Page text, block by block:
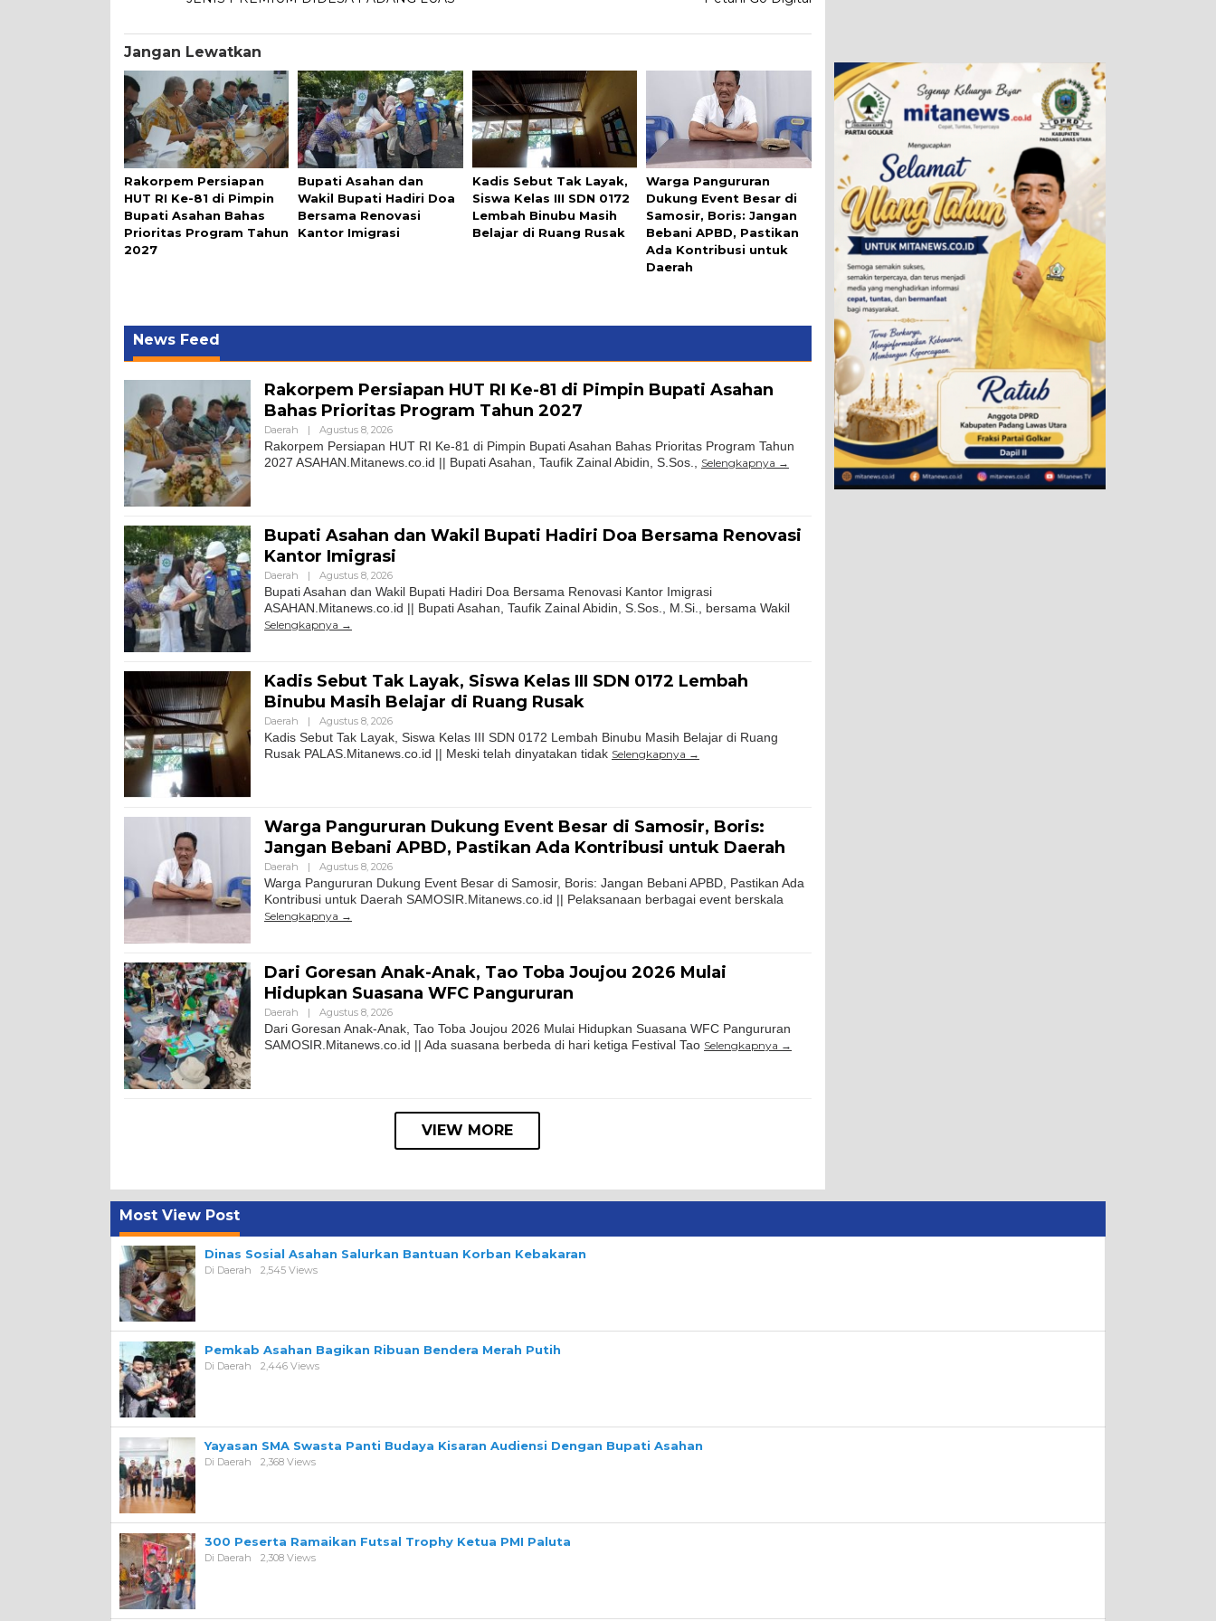
Jangan Lewatkan
Rakorpem Persiapan
HUT RI Ke-81 di Pimpin
Bupati Asahan Bahas
Prioritas Program Tahun
2027
Bupati Asahan dan
Wakil Bupati Hadiri Doa
Bersama Renovasi
Kantor Imigrasi
Kadis Sebut Tak Layak,
Siswa Kelas III SDN 0172
Lembah Binubu Masih
Belajar di Ruang Rusak
Warga Pangururan
Dukung Event Besar di
Samosir, Boris: Jangan
Bebani APBD, Pastikan
Ada Kontribusi untuk
Daerah
News Feed
Rakorpem Persiapan HUT RI Ke-81 di Pimpin Bupati Asahan
Bahas Prioritas Program Tahun 2027
Daerah | Agustus 8, 2026
Rakorpem Persiapan HUT RI Ke-81 di Pimpin Bupati Asahan Bahas Prioritas Program Tahun
2027 ASAHAN.Mitanews.co.id || Bupati Asahan, Taufik Zainal Abidin, S.Sos., Selengkapnya
Bupati Asahan dan Wakil Bupati Hadiri Doa Bersama Renovasi
Kantor Imigrasi
Daerah | Agustus 8, 2026
Bupati Asahan dan Wakil Bupati Hadiri Doa Bersama Renovasi Kantor Imigrasi
ASAHAN.Mitanews.co.id || Bupati Asahan, Taufik Zainal Abidin, S.Sos., M.Si., bersama Wakil
Selengkapnya
Kadis Sebut Tak Layak, Siswa Kelas III SDN 0172 Lembah
Binubu Masih Belajar di Ruang Rusak
Daerah | Agustus 8, 2026
Kadis Sebut Tak Layak, Siswa Kelas III SDN 0172 Lembah Binubu Masih Belajar di Ruang
Rusak PALAS.Mitanews.co.id || Meski telah dinyatakan tidak Selengkapnya
Warga Pangururan Dukung Event Besar di Samosir, Boris:
Jangan Bebani APBD, Pastikan Ada Kontribusi untuk Daerah
Daerah | Agustus 8, 2026
Warga Pangururan Dukung Event Besar di Samosir, Boris: Jangan Bebani APBD, Pastikan Ada
Kontribusi untuk Daerah SAMOSIR.Mitanews.co.id || Pelaksanaan berbagai event berskala
Selengkapnya
Dari Goresan Anak-Anak, Tao Toba Joujou 2026 Mulai
Hidupkan Suasana WFC Pangururan
Daerah | Agustus 8, 2026
Dari Goresan Anak-Anak, Tao Toba Joujou 2026 Mulai Hidupkan Suasana WFC Pangururan
SAMOSIR.Mitanews.co.id || Ada suasana berbeda di hari ketiga Festival Tao Selengkapnya
VIEW MORE
Most View Post
Dinas Sosial Asahan Salurkan Bantuan Korban Kebakaran
Di Daerah 2,545 Views
Pemkab Asahan Bagikan Ribuan Bendera Merah Putih
Di Daerah 2,446 Views
Yayasan SMA Swasta Panti Budaya Kisaran Audiensi Dengan Bupati Asahan
Di Daerah 2,368 Views
300 Peserta Ramaikan Futsal Trophy Ketua PMI Paluta
Di Daerah 2,308 Views